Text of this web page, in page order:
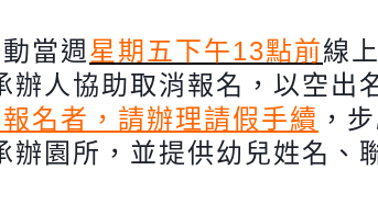
當週星期五下午13點前線
人協助取消報名，以空出
名者，請辦理請假手續 ，
園所，並提供幼兒姓名、